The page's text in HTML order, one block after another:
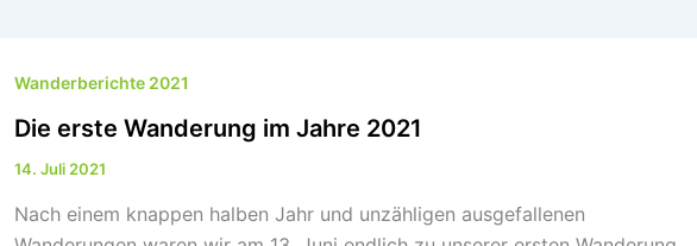
Wanderberichte 2021
Die erste Wanderung im Jahre 2021
14. Juli 2021
Nach einem knappen halben Jahr und unzähligen ausgefallenen